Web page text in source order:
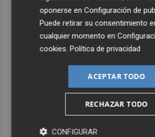
oponerse enConfiguración de
Puede retirar su consentimiento
cualquier momento en
cookies.Política de privacidad
ACEPTAR TODO
RECHAZAR TODO
CONFIGURAR